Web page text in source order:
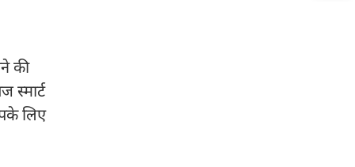
की
लिए